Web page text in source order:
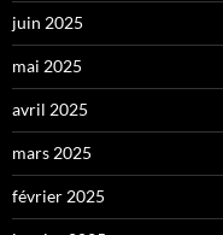
juin 2025
mai 2025
avril 2025
mars 2025
février 2025